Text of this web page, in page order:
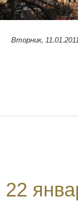
Вторник,
22